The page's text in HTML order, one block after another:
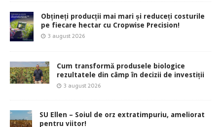
Obțineți producții mai mari și reduceți costurile
pe fiecare hectar cu Cropwise Precision!
3 august 2026
Cum transformă produsele biologice
rezultatele din câmp în decizii de investiții
3 august 2026
SU Ellen – Soiul de orz extratimpuriu, ameliorat
pentru viitor!